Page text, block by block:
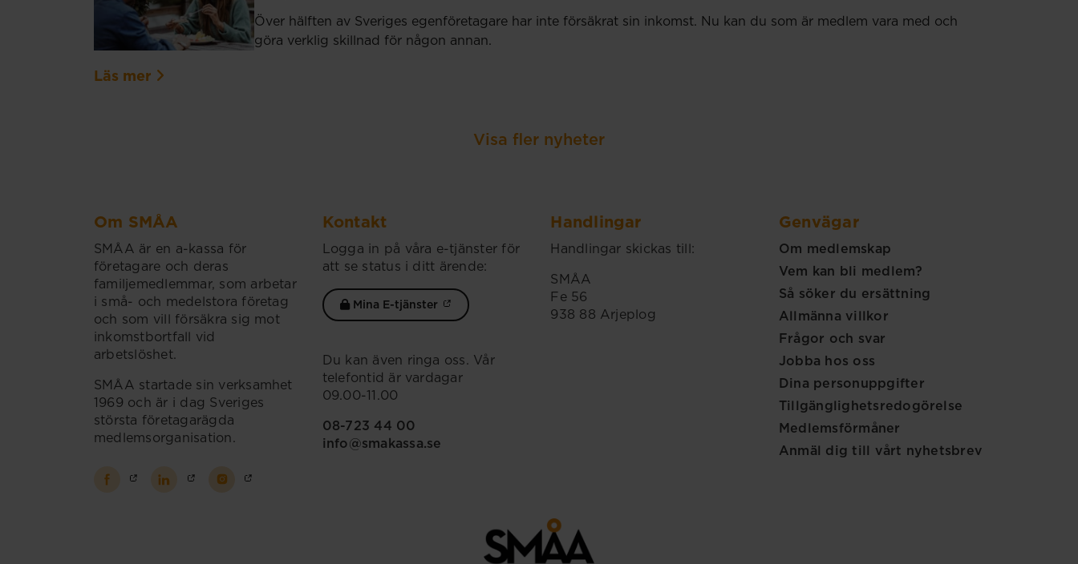
Över hälften av Sveriges egenföretagare har inte försäkrat sin inkomst. Nu kan du som är medlem vara med och
göra verklig skillnad för någon annan.
Läs mer
Visa fler nyheter
Om SMÅA
SMÅA är en a-kassa för
företagare och deras
familjemedlemmar, som arbetar
i små- och medelstora företag
och som vill försäkra sig mot
inkomstbortfall vid
arbetslöshet.
SMÅA startade sin verksamhet
1969 och är i dag Sveriges
största företagarägda
medlemsorganisation.
Kontakt
Logga in på våra e-tjänster för
att se status i ditt ärende:
Mina E-tjänster
Du kan även ringa oss. Vår
telefontid är vardagar
09.00-11.00
08-723 44 00
info@smakassa.se
Handlingar
Handlingar skickas till:
SMÅA
Fe 56
938 88 Arjeplog
Genvägar
Om medlemskap
Vem kan bli medlem?
Så söker du ersättning
Allmänna villkor
Frågor och svar
Jobba hos oss
Dina personuppgifter
Tillgänglighetsredogörelse
Medlemsförmåner
Anmäl dig till vårt nyhetsbrev